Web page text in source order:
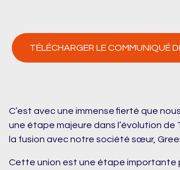
TÉLÉCHARGER LE COMMUNIQUÉ
C’est avec une immense fierté que
une étape majeure dans l’évolution de
la fusion avec notre société sœur,
Cette union est une étape importante